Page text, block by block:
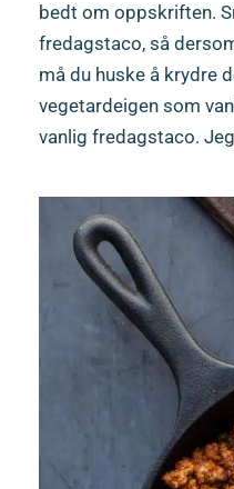
bedt om oppskriften.
fredagstaco, så
må du huske å krydre
vegetardeigen som
vanlig fredagstaco.